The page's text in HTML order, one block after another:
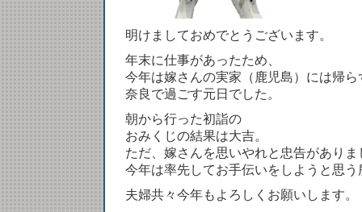
明けましておめでとうございます。
年末に仕事があったため、
今年は嫁さんの実家（鹿児島）には帰ら
奈良で過ごす元日でした。
朝から行った初詣の
おみくじの結果は大吉。
ただ、嫁さんを思いやれと忠告がありま
今年は率先してお手伝いをしようと思う
夫婦共々今年もよろしくお願いします。